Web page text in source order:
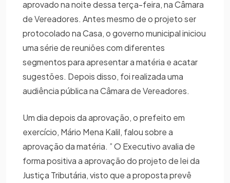
aprovado na noite dessa terça-feira, na Câmara
de Vereadores. Antes mesmo de o projeto ser
protocolado na Casa, o governo municipal iniciou
uma série de reuniões com diferentes
segmentos para apresentar a matéria e acatar
sugestões. Depois disso, foi realizada uma
audiência pública na Câmara de Vereadores.
Um dia depois da aprovação, o prefeito em
exercício, Mário Mena Kalil, falou sobre a
aprovação da matéria. ” O Executivo avalia de
forma positiva a aprovação do projeto de lei da
Justiça Tributária, visto que a proposta prevê